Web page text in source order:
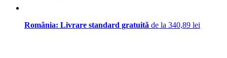
România: Livrare standard gratuită de la 340,89 lei